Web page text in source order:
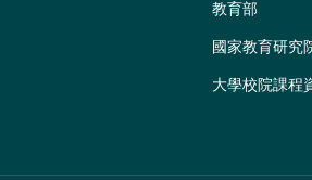
教育部
國家教育研究
大學校院課程